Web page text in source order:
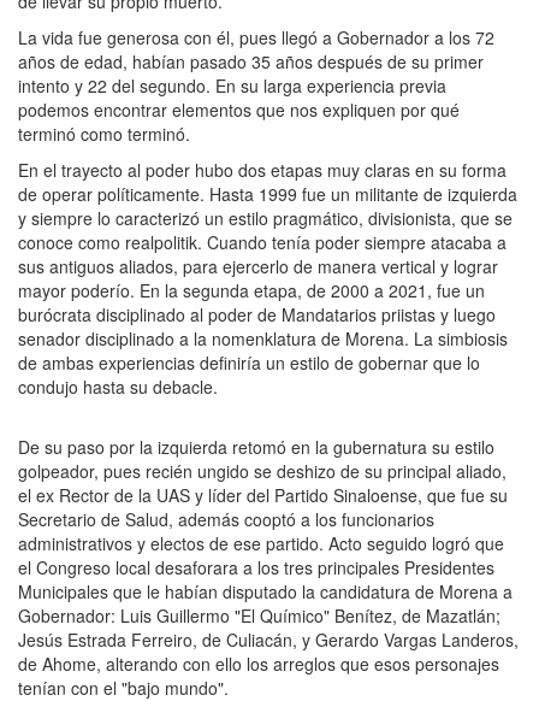
La vida fue generosa con él, pues llegó a Gobernador a los 72
años de edad, habían pasado 35 años después de su primer
intento y 22 del segundo. En su larga experiencia previa
podemos encontrar elementos que nos expliquen por qué
terminó como terminó.
En el trayecto al poder hubo dos etapas muy claras en su forma
de operar políticamente. Hasta 1999 fue un militante de izquierda
y siempre lo caracterizó un estilo pragmático, divisionista, que se
conoce como realpolitik. Cuando tenía poder siempre atacaba a
sus antiguos aliados, para ejercerlo de manera vertical y lograr
mayor poderío. En la segunda etapa, de 2000 a 2021, fue un
burócrata disciplinado al poder de Mandatarios priistas y luego
senador disciplinado a la nomenklatura de Morena. La simbiosis
de ambas experiencias definiría un estilo de gobernar que lo
condujo hasta su debacle.
De su paso por la izquierda retomó en la gubernatura su estilo
golpeador, pues recién ungido se deshizo de su principal aliado,
el ex Rector de la UAS y líder del Partido Sinaloense, que fue su
Secretario de Salud, además cooptó a los funcionarios
administrativos y electos de ese partido. Acto seguido logró que
el Congreso local desaforara a los tres principales Presidentes
Municipales que le habían disputado la candidatura de Morena a
Gobernador: Luis Guillermo "El Químico" Benítez, de Mazatlán;
Jesús Estrada Ferreiro, de Culiacán, y Gerardo Vargas Landeros,
de Ahome, alterando con ello los arreglos que esos personajes
tenían con el "bajo mundo".